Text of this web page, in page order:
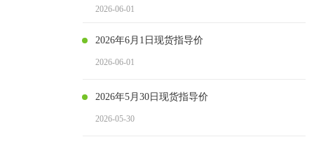
2026-06-01
2026年6月1日现货指导价
2026-06-01
2026年5月30日现货指导价
2026-05-30